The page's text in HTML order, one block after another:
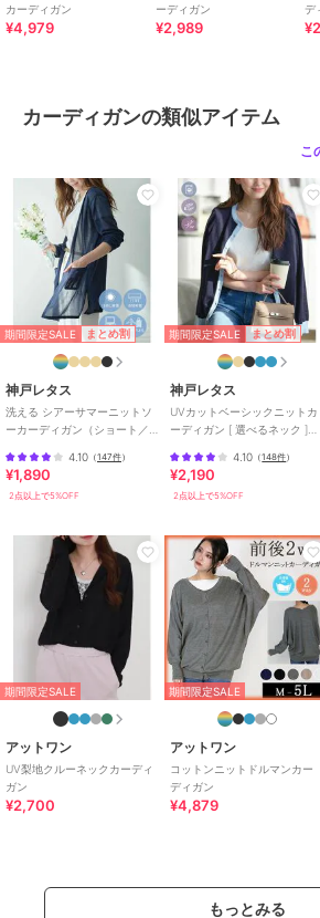
【原産国】バングラデシュ
・撮影時のライティング、撮影時期、ご覧に
環境によって実際の商品とは異なって見える
何卒ご注意の上ご購入ください。
・サイズは若干の誤差が生じる場合がございま
期間限定セール開催中
ブランド アットワン
ショップ アットワン
商品カテゴリ トップス ／カーディガン
性別タイプ
レディース
トップス
ー、ダークグリーン、オ
ト、グレーベージュ
サイズ M-L,LL-3L,4L-5L
素材 コットン100％
商品のお取り扱い方法
特徴
トップス
綿・コットン素材
綿
地 /長袖 / LL･13号以上
大きいサイズあり
イフスタイル
パーテ
カーディガン
¥4,979
ーディガン
¥2,989
デ
カーディガンの類似アイテム
こ
期間限定SALE まとめ割
神戸レタス
洗える シアーサマーニットソ
ーカーディガン（ショート／
[C3703]
4.10 （147件）
¥1,890
2点以上で5%OFF
期間限定SALE まとめ割
神戸レタス
UVカットベーシックニットカ
ーディガン [ 選べるネック ]
4.10 （148件）
¥2,190
2点以上で5%OFF
期間限定SALE
アットワン
UV梨地クルーネックカーディ
ガン
¥2,700
期間限定SALE
アットワン
コットンニットドルマンカー
ディガン
¥4,879
もっとみる